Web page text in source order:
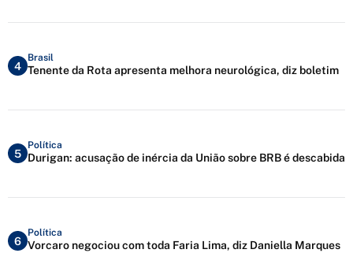
4
Brasil
Tenente da Rota apresenta melhora neurológica, diz boletim
5
Política
Durigan: acusação de inércia da União sobre BRB é descabida
6
Política
Vorcaro negociou com toda Faria Lima, diz Daniella Marques